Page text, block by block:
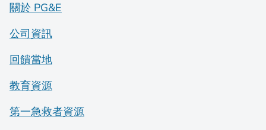
關於 PG&E
公司資訊
回饋當地
教育資源
第一急救者資源